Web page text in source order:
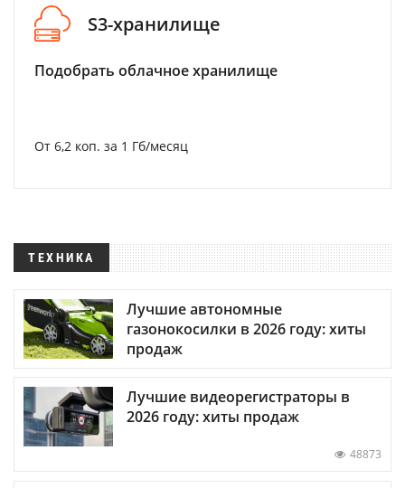
S3-хранилище
Подобрать облачное хранилище
От 6,2 коп. за 1 Гб/месяц
ТЕХНИКА
Лучшие автономные
газонокосилки в 2026 году: хиты
продаж
Лучшие видеорегистраторы в
2026 году: хиты продаж
48873